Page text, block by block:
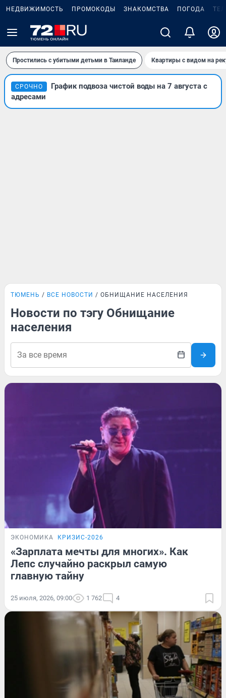
НЕДВИЖИМОСТЬ ПРОМОКОДЫ ЗНАКОМСТВА ПОГОДА
Простились с убитыми детьми в Таиланде Квартиры с видом на
СРОЧНО
График подвоза чистой воды на 7 августа с
адресами
ТЮМЕНЬ ВСЕ НОВОСТИ ОБНИЩАНИЕ НАСЕЛЕНИЯ
Новости по тэгу Обнищание
населения
ЭКОНОМИКА КРИЗИС-2026
«Зарплата мечты для многих». Как
Лепс случайно раскрыл самую
главную тайну
25 июля, 2026, 09:00 1 762 4